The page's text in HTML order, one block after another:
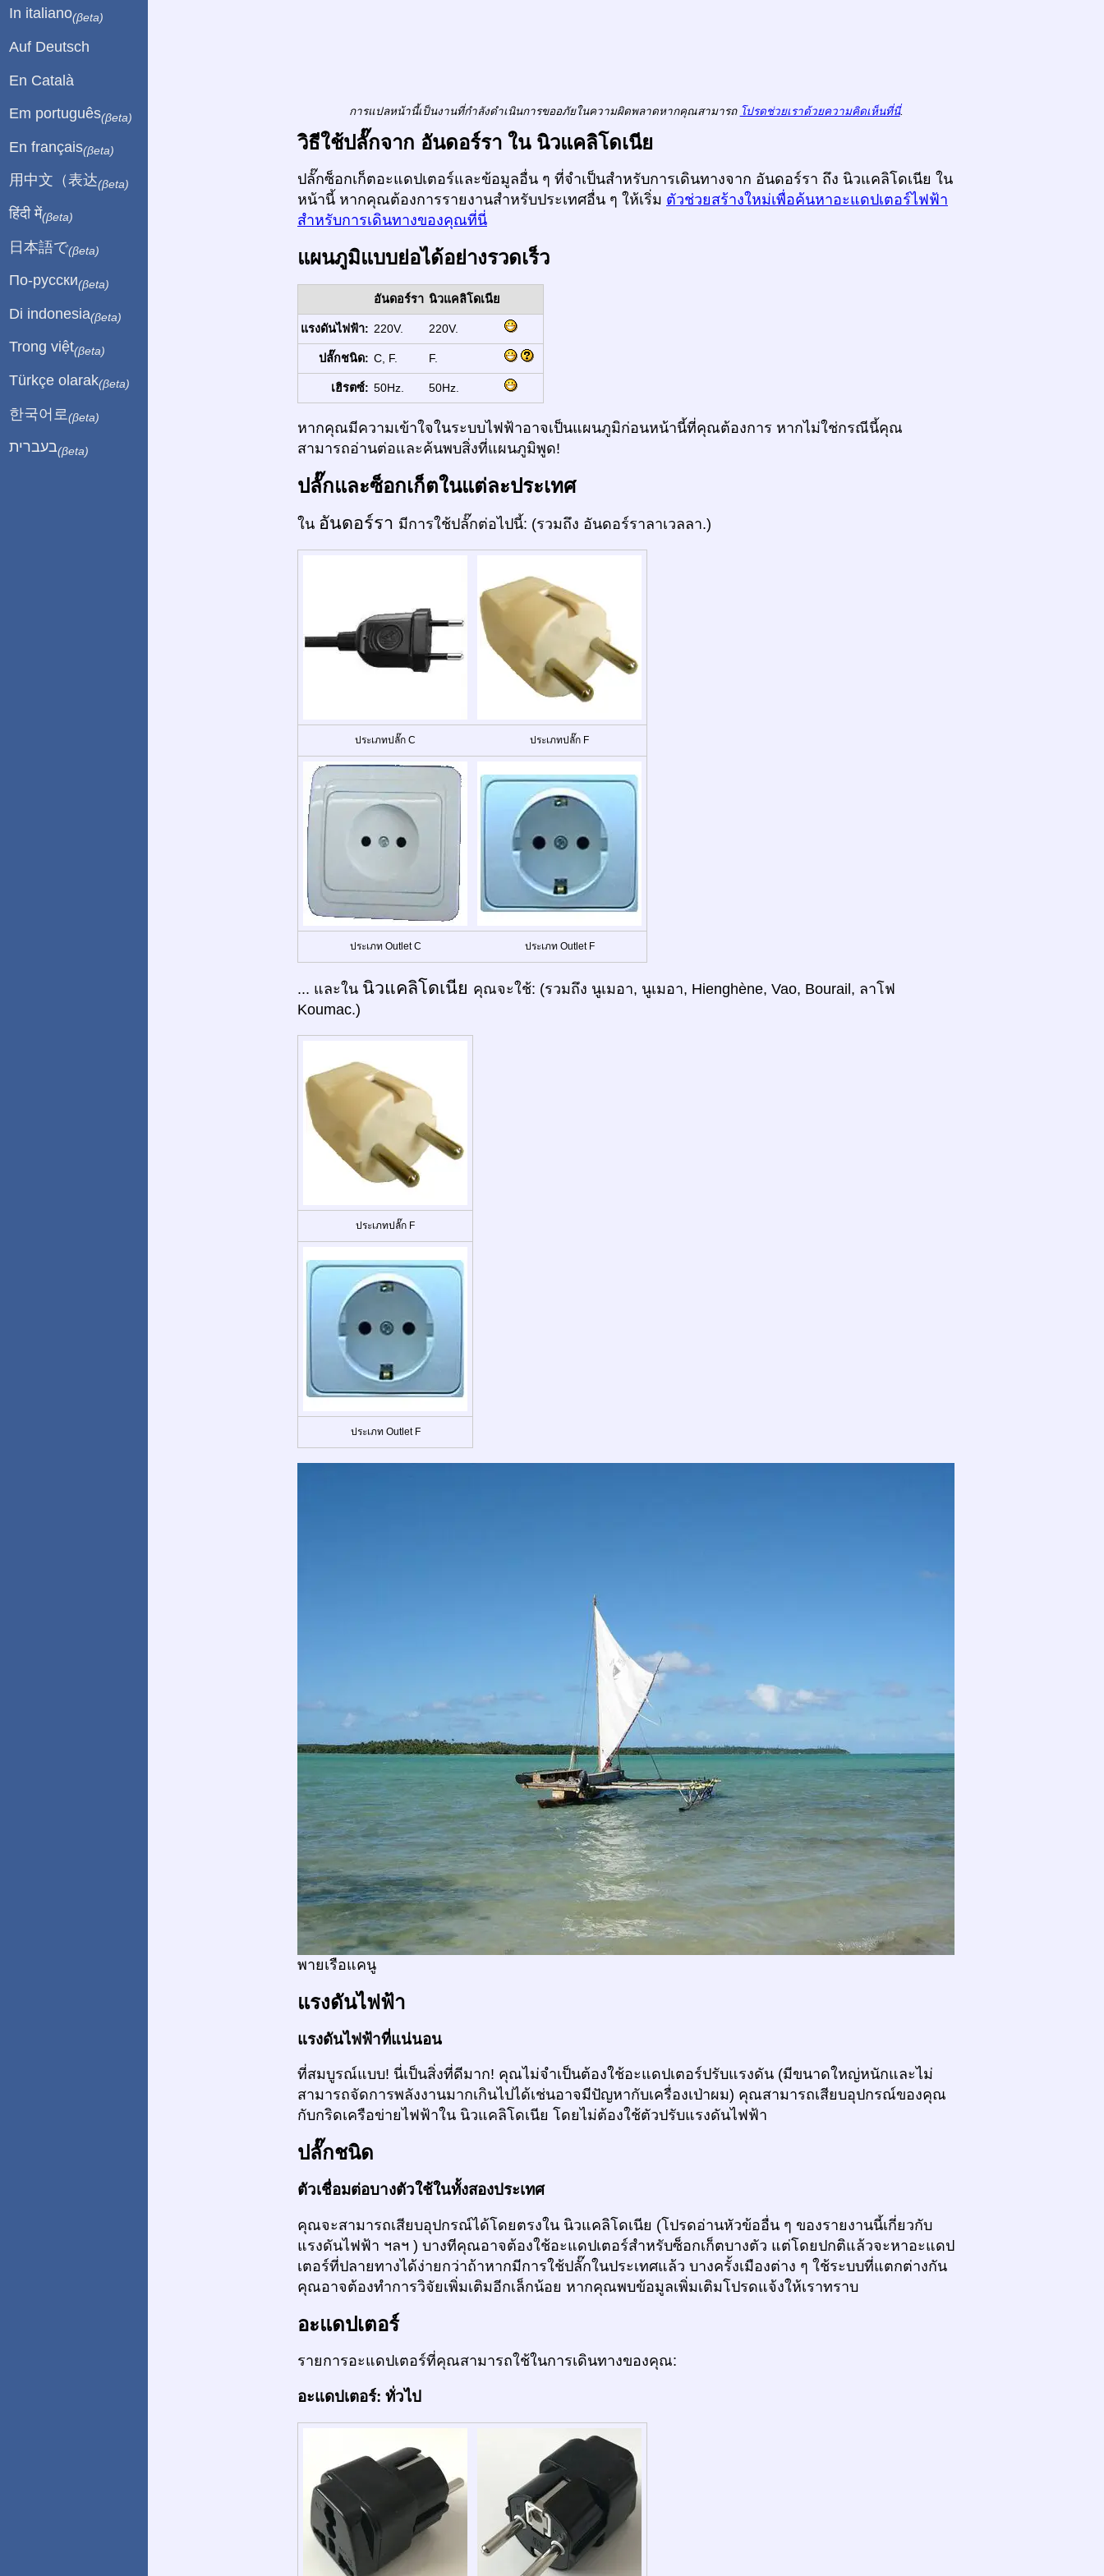
การแปลหน้านี้เป็นงานที่กำลังดำเนินการขออภัยในความผิดพลาดหากคุณสามารถ โปรดช่วยเราด้วยความคิดเห็นที่นี่.
วิธีใช้ปลั๊กจาก อันดอร์รา ใน นิวแคลิโดเนีย
ปลั๊กซ็อกเก็ตอะแดปเตอร์และข้อมูลอื่น ๆ ที่จำเป็นสำหรับการเดินทางจาก อันดอร์รา ถึง นิวแคลิโดเนีย ใน
หน้านี้ หากคุณต้องการรายงานสำหรับประเทศอื่น ๆ ให้เริ่ม ตัวช่วยสร้างใหม่เพื่อค้นหาอะแดปเตอร์ไฟฟ้า
สำหรับการเดินทางของคุณที่นี่
แผนภูมิแบบย่อได้อย่างรวดเร็ว
อันดอร์รา นิวแคลิโดเนีย
แรงดันไฟฟ้า: 220V. 220V.
ปลั๊กชนิด: C, F. F.
เฮิรตซ์: 50Hz. 50Hz.
หากคุณมีความเข้าใจในระบบไฟฟ้าอาจเป็นแผนภูมิก่อนหน้านี้ที่คุณต้องการ หากไม่ใช่กรณีนี้คุณ
สามารถอ่านต่อและค้นพบสิ่งที่แผนภูมิพูด!
ปลั๊กและซ็อกเก็ตในแต่ละประเทศ
ใน อันดอร์รา มีการใช้ปลั๊กต่อไปนี้: (รวมถึง อันดอร์ราลาเวลลา.)
ประเภทปลั๊ก C ประเภทปลั๊ก F
ประเภท Outlet C ประเภท Outlet F
... และใน นิวแคลิโดเนีย คุณจะใช้: (รวมถึง นูเมอา, นูเมอา, Hienghène, Vao, Bourail, ลาโฟ
Koumac.)
ประเภทปลั๊ก F
ประเภท Outlet F
พายเรือแคนู
แรงดันไฟฟ้า
แรงดันไฟฟ้าที่แน่นอน
ที่สมบูรณ์แบบ! นี่เป็นสิ่งที่ดีมาก! คุณไม่จำเป็นต้องใช้อะแดปเตอร์ปรับแรงดัน (มีขนาดใหญ่หนักและไม่
สามารถจัดการพลังงานมากเกินไปได้เช่นอาจมีปัญหากับเครื่องเป่าผม) คุณสามารถเสียบอุปกรณ์ของคุณ
กับกริดเครือข่ายไฟฟ้าใน นิวแคลิโดเนีย โดยไม่ต้องใช้ตัวปรับแรงดันไฟฟ้า
ปลั๊กชนิด
ตัวเชื่อมต่อบางตัวใช้ในทั้งสองประเทศ
คุณจะสามารถเสียบอุปกรณ์ได้โดยตรงใน นิวแคลิโดเนีย (โปรดอ่านหัวข้ออื่น ๆ ของรายงานนี้เกี่ยวกับ
แรงดันไฟฟ้า ฯลฯ ) บางทีคุณอาจต้องใช้อะแดปเตอร์สำหรับซ็อกเก็ตบางตัว แต่โดยปกติแล้วจะหาอะแดป
เตอร์ที่ปลายทางได้ง่ายกว่าถ้าหากมีการใช้ปลั๊กในประเทศแล้ว บางครั้งเมืองต่าง ๆ ใช้ระบบที่แตกต่างกัน
คุณอาจต้องทำการวิจัยเพิ่มเติมอีกเล็กน้อย หากคุณพบข้อมูลเพิ่มเติมโปรดแจ้งให้เราทราบ
อะแดปเตอร์
รายการอะแดปเตอร์ที่คุณสามารถใช้ในการเดินทางของคุณ:
อะแดปเตอร์: ทั่วไป
In italiano(βeta)
Auf Deutsch
En Català
Em português(βeta)
En français(βeta)
用中文（表达(βeta)
हिंदी में(βeta)
日本語で(βeta)
По-русски(βeta)
Di indonesia(βeta)
Trong việt(βeta)
Türkçe olarak(βeta)
한국어로 (βeta)
בעברית(βeta)